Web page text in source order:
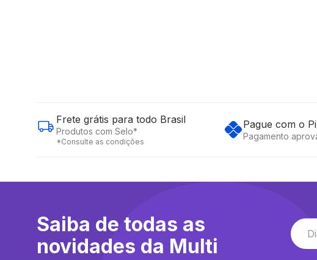
Frete grátis para todo Brasil
Produtos com Selo*
*Consulte as condições
Pague com o
Pagamento
Saiba de todas as
novidades da Multi